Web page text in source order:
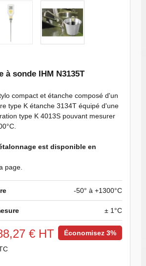
684
type K avec
sonde droite -
Etanche IP65 /
Aimant
à sonde IHM N3135T
compact et étanche composé d'un
type K étanche 3134T équipé d'une
type K 4013S pouvant mesurer
est disponible en
page.
-50° à +1300°C
± 1°C
Économisez 3%
€ HT